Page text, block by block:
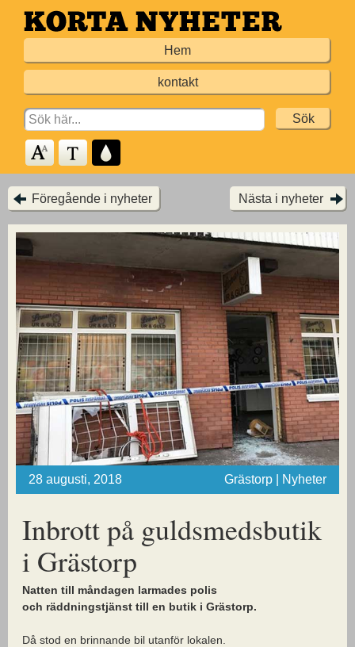
Hoppa
till
Hem
kontakt
Search
for:
Föregående i nyheter Nästa i nyheter
28 augusti, 2018 Grästorp | Nyheter
Inbrott på guldsmedsbutik
i Grästorp
Natten till måndagen larmades polis
och räddningstjänst till en butik i Grästorp.
Då stod en brinnande bil utanför lokalen.